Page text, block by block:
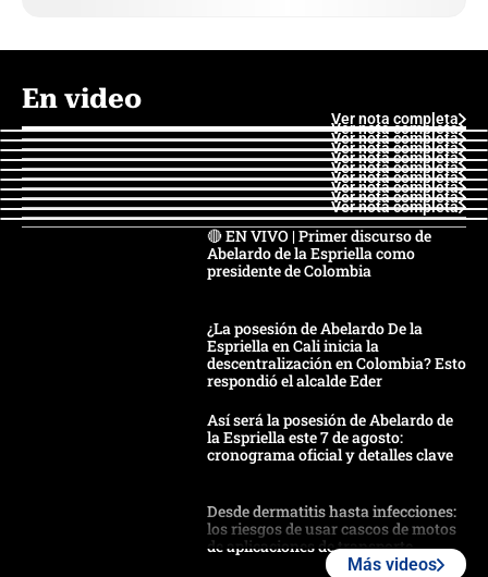
En video
Ver nota completa
Ver nota completa
Ver nota completa
Ver nota completa
Ver nota completa
Ver nota completa
Ver nota completa
Ver nota completa
Ver nota completa
Ver nota completa
🔴 EN VIVO | Primer discurso de
Abelardo de la Espriella como
presidente de Colombia
¿La posesión de Abelardo De la
Espriella en Cali inicia la
descentralización en Colombia? Esto
respondió el alcalde Eder
Así será la posesión de Abelardo de
la Espriella este 7 de agosto:
cronograma oficial y detalles clave
Desde dermatitis hasta infecciones:
los riesgos de usar cascos de motos
de aplicaciones de transporte
Más videos